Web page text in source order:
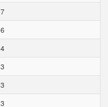
7
6
4
3
3
3